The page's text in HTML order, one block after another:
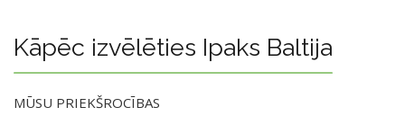
Kāpēc izvēlēties Ipaks Baltija
MŪSU PRIEKŠROCĪBAS